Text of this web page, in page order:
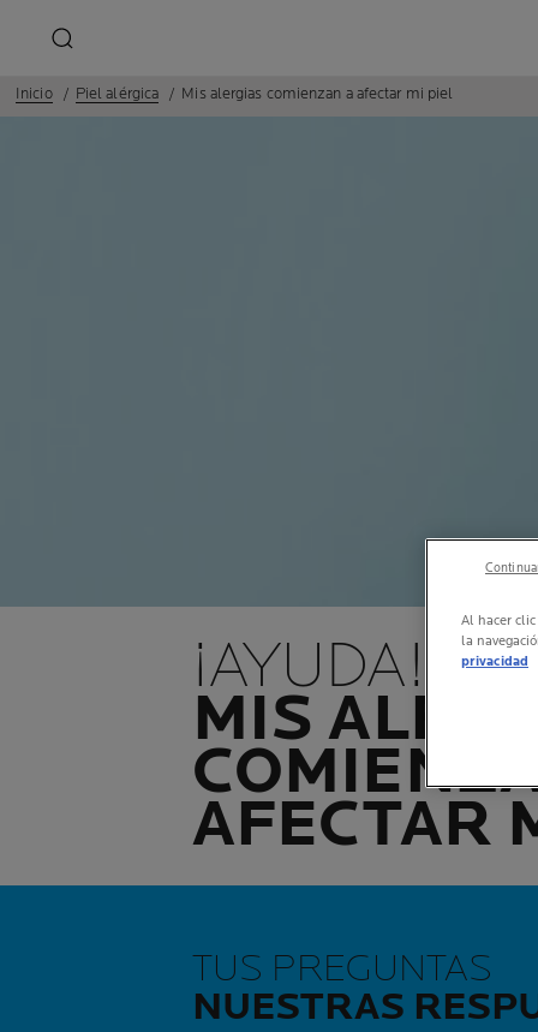
Inicio Piel alérgica Mis alergias comienzan a afectar mi piel
¡AYUDA!
MIS
AFECTAR
TUS PREGUNTAS
NUESTRAS
Al hacer clic
la
privacidad